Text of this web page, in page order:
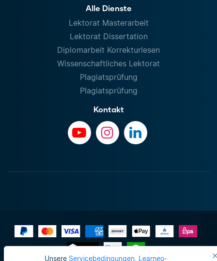
Unsere Servicebedingungen, Learneo-
Alle Dienste
Lektorat Masterarbeit
Lektorat Dissertation
Diplomarbeit Korrekturlesen
Wissenschaftliches Lektorat
Plagiatsprüfung
Plagiatsprüfung
Kontakt